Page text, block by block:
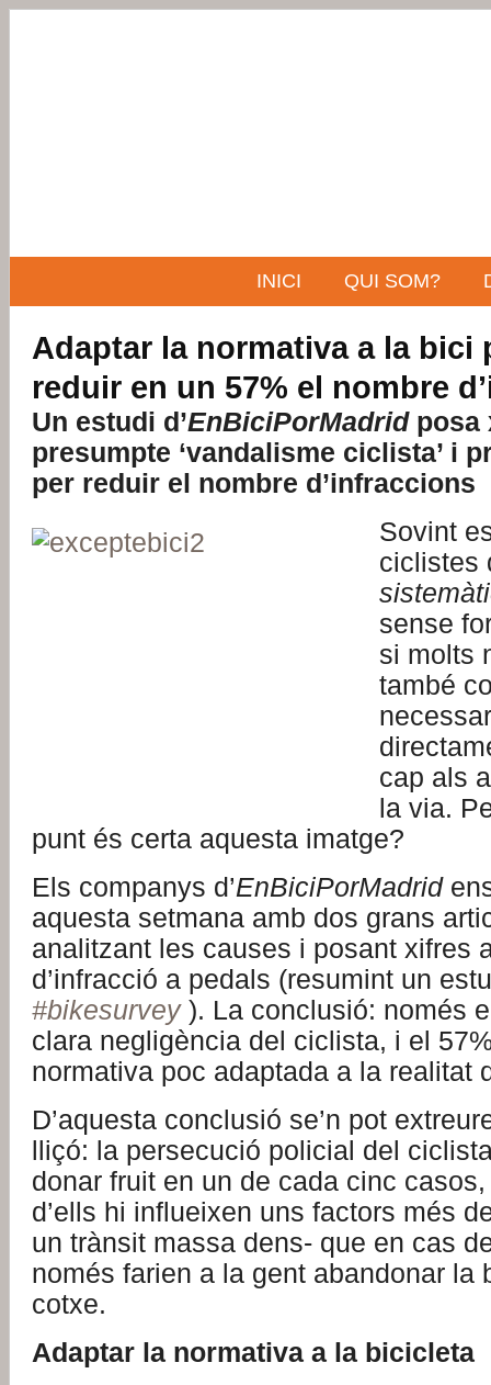
INICI QUI SOM?
Adaptar la normativa a la bici
reduir en un 57% el nombre
Un estudi d’EnBiciPorMadridposa
presumpte ‘vandalisme ciclista’ i
per reduir el nombre d’infraccions
Sovint
ciclistes
sense
si molts
també
cap als
la via.
punt és certa aquesta imatge?
Els companys d’EnBiciPorMadrid
aquesta setmana amb dos grans
analitzant les causes i posant xifres
d’infracció a pedals (resumint un
#bikesurvey). La conclusió: només
clara negligència del ciclista, i el
normativa poc adaptada a la realitat
D’aquesta conclusió se’n pot
lliçó: la persecució policial del
donar fruit en un de cada cinc
d’ells hi influeixen uns factors més
un trànsit massa dens- que en cas
només farien a la gent abandonar la
cotxe.
Adaptar la normativa a la bicicleta